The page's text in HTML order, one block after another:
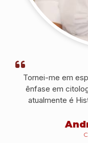
Tornei-me em
ênfase em
atualmente é